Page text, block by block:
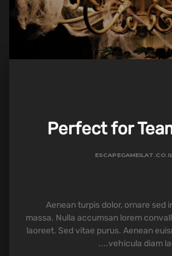
Perfect for
ESCAPEGAMEILAT.CO.IL
Aenean turpis dolor, ornare sed
massa. Nulla accumsan lorem
laoreet. Sed vitae purus. Aenean
vehicula diam